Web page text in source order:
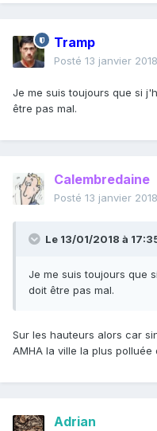
Tramp
Posté 13 janvier 2018
Je me suis toujours que si
être pas mal.
Calembredaine
Posté 13 janvier 2018
Le 13/01/2018 à
Je me suis toujours que
doit être pas mal.
Sur les hauteurs alors car
AMHA la ville la plus
Adrian